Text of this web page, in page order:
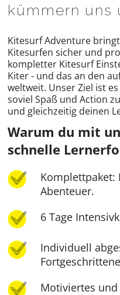
kümmern uns
Kitesurf Adventure
Kitesurfen sicher und
kompletter Kitesurf
Kiter - und das an den
weltweit. Unser Ziel ist
soviel Spaß und Action
und gleichzeitig deinen
Warum du mit
schnelle
Komplettpaket:
Abenteuer.
6 Tage
Individuell
Fortgeschrittene
Motiviertes